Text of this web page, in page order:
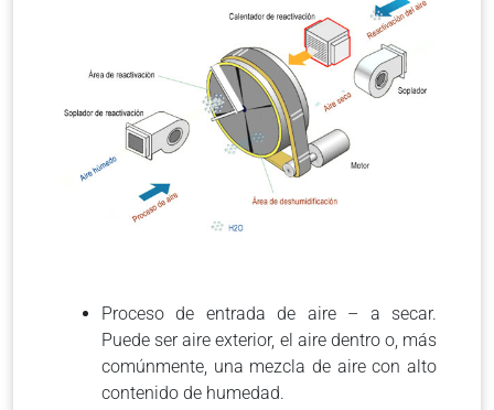
Proceso de entrada de aire – a secar.
Puede ser aire exterior, el aire dentro o, más
comúnmente, una mezcla de aire con alto
contenido de humedad.